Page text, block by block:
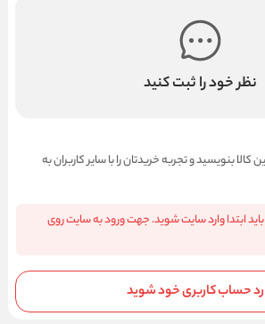
نظر خود را ثبت کنید
کالا بنویسید و تجربه خریدتان را با سایر کاربران به
ابتدا وارد سایت شوید. جهت ورود به سایت روی
حساب کاربری خود شوید